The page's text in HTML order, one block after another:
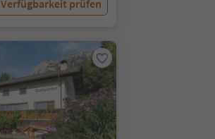
Verfügbarkeit prüfen